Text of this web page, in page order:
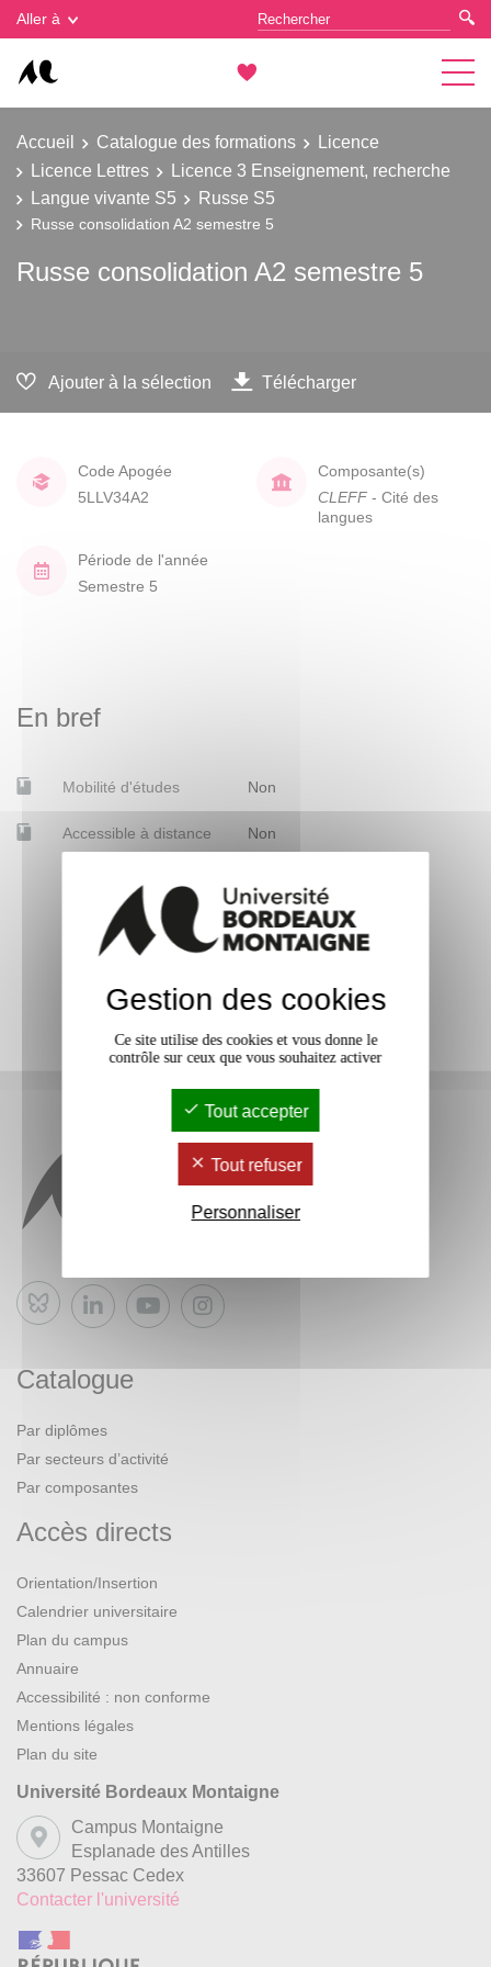
Aller à
Accueil Catalogue des formations
Licence
Licence Lettres
Licence 3 Enseignement, recherche
Langue vivante S5
Russe S5
Russe consolidation A2 semestre 5
Russe consolidation A2 semestre 5
Ajouter à la sélection Télécharger
Code Apogée
5LLV34A2
Composante(s)
CLEFF - Cité des
langues
Période de l'année
Semestre 5
En bref
Mobilité d'études Non
Accessible à distance Non
Bluesky
Catalogue
Par diplômes
Par secteurs d’activité
Par composantes
Accès directs
Orientation/Insertion
Calendrier universitaire
Plan du campus
Annuaire
Accessibilité : non conforme
Mentions légales
Plan du site
Université Bordeaux Montaigne
Campus Montaigne
Esplanade des Antilles
33607 Pessac Cedex
Contacter l'université
Gestion des cookies
Gestion des cookies
Ce site utilise des cookies et vous donne le
contrôle sur ceux que vous souhaitez activer
Tout accepter
Tout refuser
Personnaliser